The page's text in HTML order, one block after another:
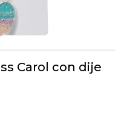
Carol con dije